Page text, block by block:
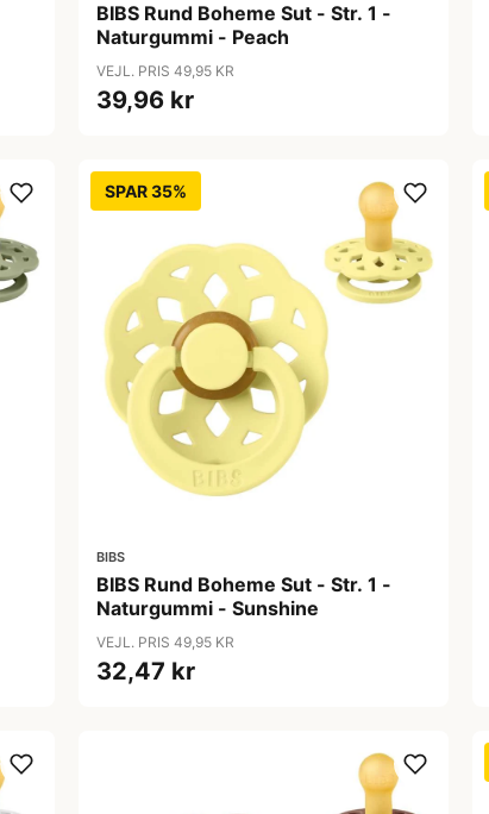
BIBS Rund Boheme Sut - Str. 1 -
Naturgummi - Peach
VEJL. PRIS 49,95 KR
39,96 kr
SPAR 35%
BIBS
BIBS Rund Boheme Sut - Str. 1 -
Naturgummi - Sunshine
VEJL. PRIS 49,95 KR
32,47 kr